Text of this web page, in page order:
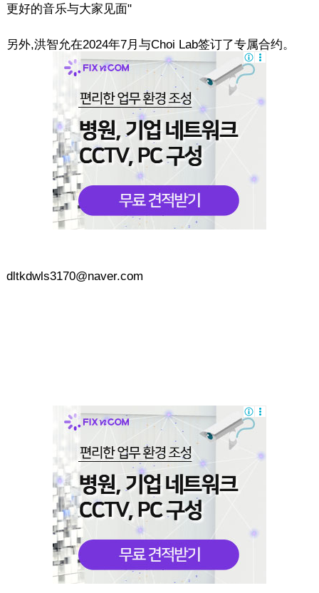
更好的音乐与大家见面"
另外,洪智允在2024年7月与Choi Lab签订了专属合约。
dltkdwls3170@naver.com